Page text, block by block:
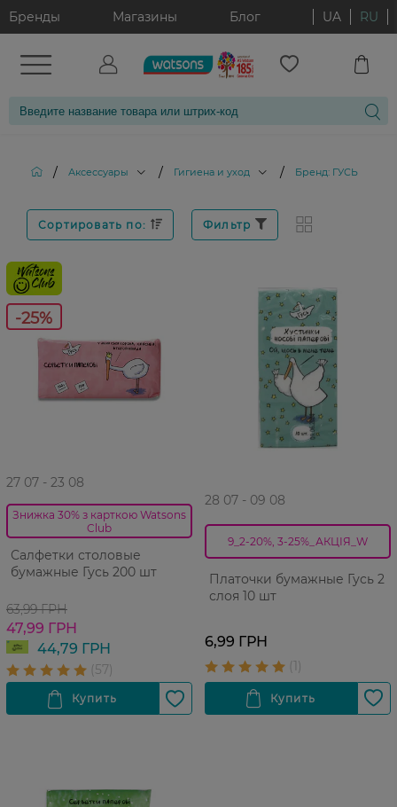
Бренды Магазины Блог UA RU
/ Аксессуары / Гигиена и уход / Бренд: ГУСЬ
Сортировать по: Фильтр
-25%
27 07 - 23 08
Знижка 30% з карткою Watsons
Club
Салфетки столовые
бумажные Гусь 200 шт
63,99 ГРН
47,99 ГРН
44,79 ГРН
28 07 - 09 08
9_2-20%, 3-25%_АКЦІЯ_W
Платочки бумажные Гусь 2
слоя 10 шт
6,99 ГРН